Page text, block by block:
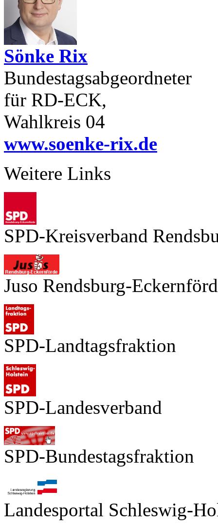
Sönke Rix
Bundestagsabgeordneter
für RD-ECK,
Wahlkreis 04
www.soenke-rix.de
Weitere Links
SPD-Kreisverband
Juso Rendsburg-
SPD-Landtagsfraktion
SPD-Landesverband
SPD-Bundestagsfraktion
Landesportal Schleswig-